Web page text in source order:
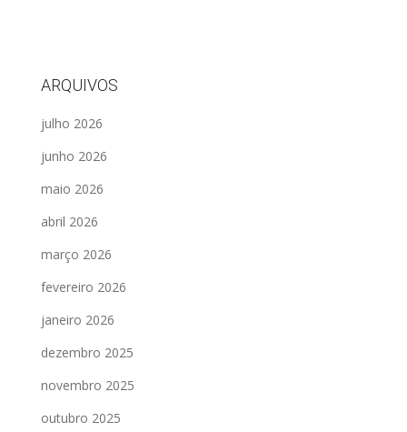
ARQUIVOS
julho 2026
junho 2026
maio 2026
abril 2026
março 2026
fevereiro 2026
janeiro 2026
dezembro 2025
novembro 2025
outubro 2025